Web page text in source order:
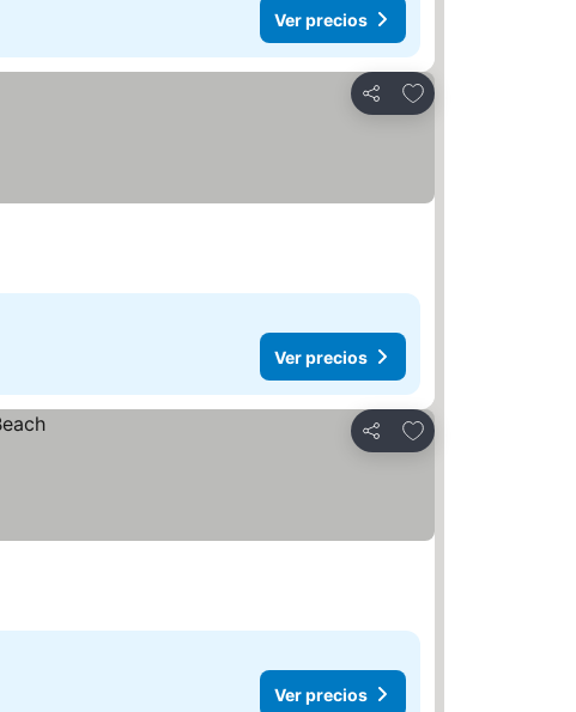
Ver precios
Compartir
Agregar a favoritos
Ver precios
Compartir
Agregar a favoritos
Ver precios